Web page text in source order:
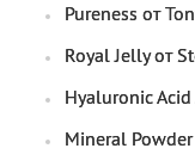
Pureness от
Royal Jelly от
Hyaluronic
Mineral